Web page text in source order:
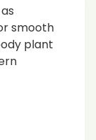
smooth
plant